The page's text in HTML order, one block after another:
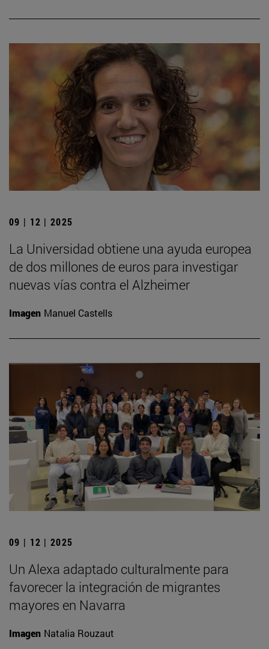
09 | 12 | 2025
La Universidad obtiene una ayuda europea
de dos millones de euros para investigar
nuevas vías contra el Alzheimer
Imagen Manuel Castells
09 | 12 | 2025
Un Alexa adaptado culturalmente para
favorecer la integración de migrantes
mayores en Navarra
Imagen Natalia Rouzaut